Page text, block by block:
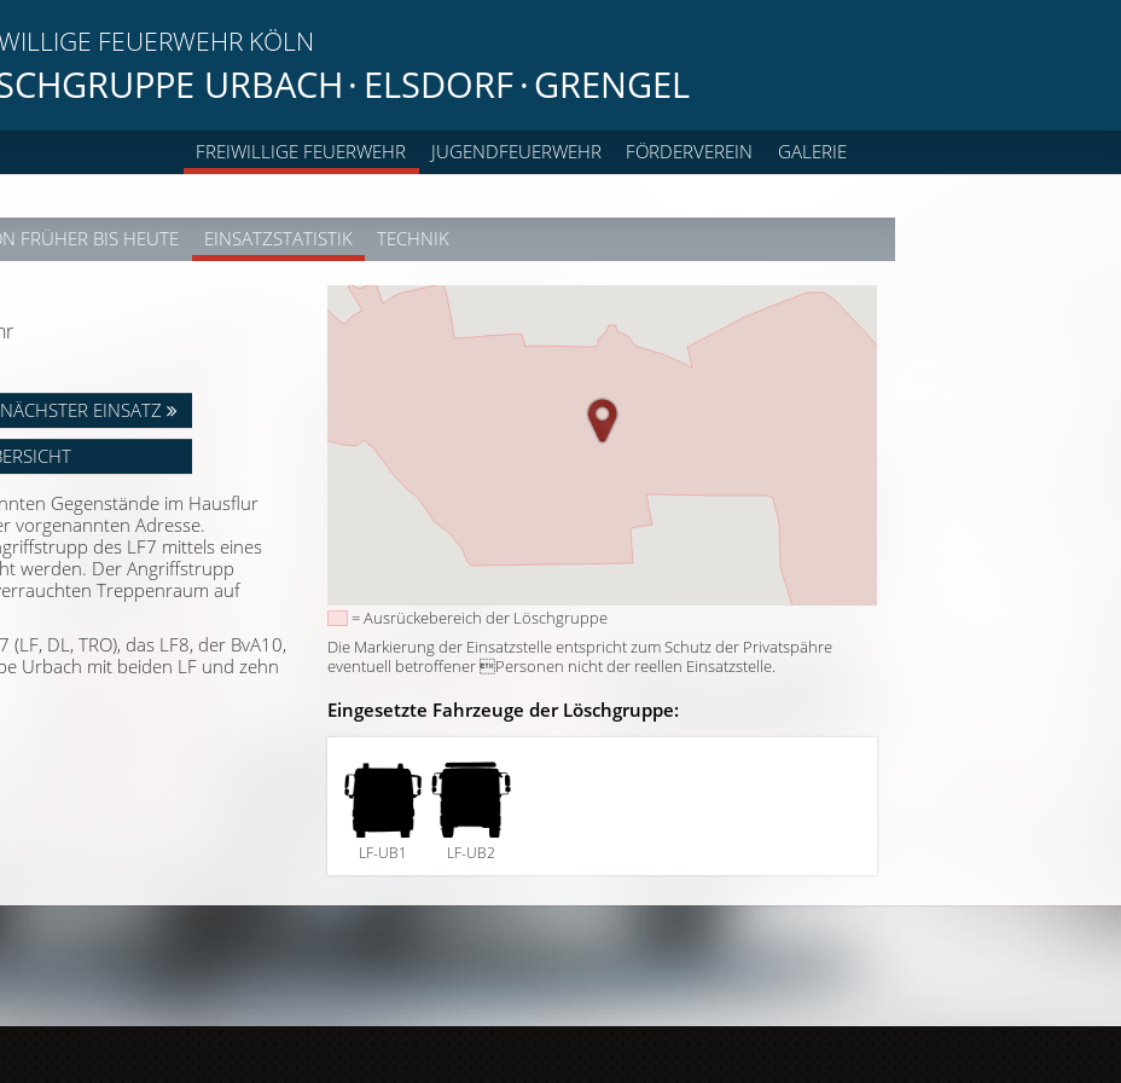
FEUERWEHR KÖLN
URBACH · ELSDORF·GRENGEL
FREIWILLIGE FEUERWEHR JUGENDFEUERWEHR FÖRDERVEREIN GALERIE
FRÜHER BIS HEUTE EINSATZSTATISTIK TECHNIK
NÄCHSTER EINSATZ
Gegenstände im Hausflur
vorgenannten Adresse.
des LF7 mittels eines
werden. Der Angriffstrupp
Treppenraum auf
DL, TRO), das LF8, der BvA10,
Urbach mit beiden LF und zehn
= Ausrückebereich der Löschgruppe
Die Markierung der Einsatzstelle entspricht zum Schutz der Privatspähre
eventuell betroffener Personen nicht der reellen Einsatzstelle.
Eingesetzte Fahrzeuge der Löschgruppe:
LF-UB1 LF-UB2